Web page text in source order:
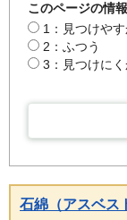
このページの情
1：見つけや
2：ふつう
3：見つけに
石綿（アスベス